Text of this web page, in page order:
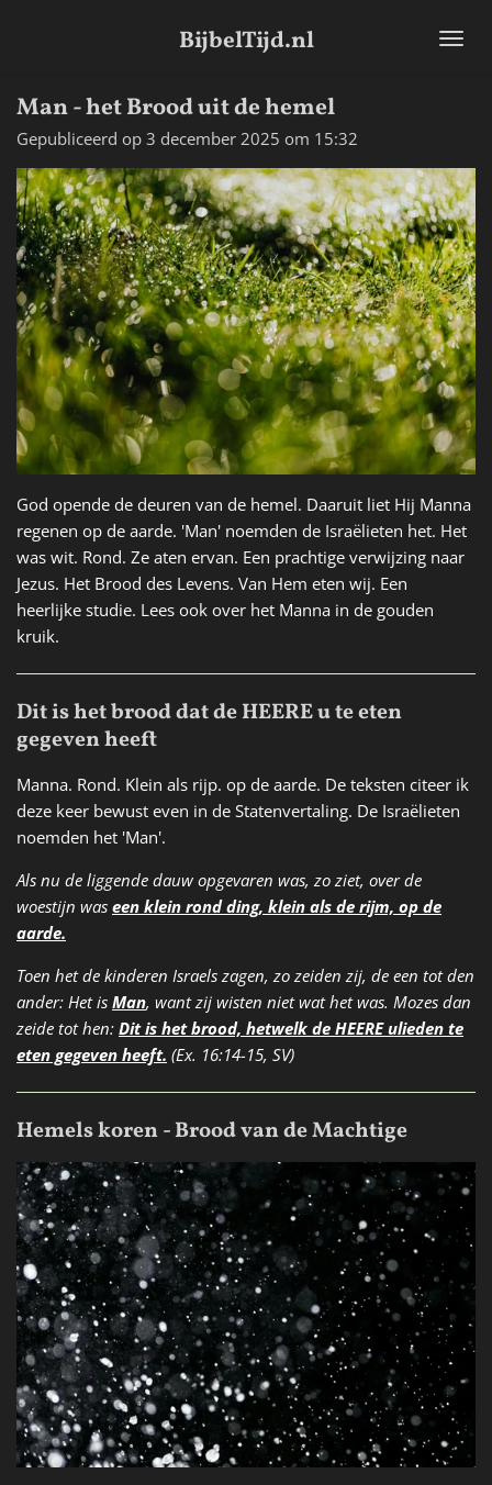
de
hoofdinhoud
BijbelTijd.nl
Man - het Brood uit de hemel
Gepubliceerd op 3 december 2025 om 15:32
God opende de deuren van de hemel. Daaruit liet Hij Manna
regenen op de aarde. 'Man' noemden de Israëlieten het. Het
was wit. Rond. Ze aten ervan. Een prachtige verwijzing naar
Jezus. Het Brood des Levens. Van Hem eten wij. Een
heerlijke studie. Lees ook over het Manna in de gouden
kruik.
Dit is het brood dat de HEERE u te eten
gegeven heeft
Manna. Rond. Klein als rijp. op de aarde. De teksten citeer ik
deze keer bewust even in de Statenvertaling. De Israëlieten
noemden het 'Man'.
Als nu de liggende dauw opgevaren was, zo ziet, over de
woestijn was een klein rond ding, klein als de rijm, op de
aarde.
Toen het de kinderen Israels zagen, zo zeiden zij, de een tot den
ander: Het is Man, want zij wisten niet wat het was. Mozes dan
zeide tot hen: Dit is het brood, hetwelk de HEERE ulieden te
eten gegeven heeft. (Ex. 16:14-15, SV)
Hemels koren - Brood van de Machtige